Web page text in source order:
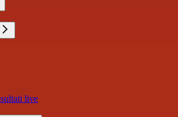
live